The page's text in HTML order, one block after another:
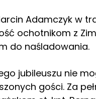
Adamczyk w
ochotnikom z
do naśladowania.
jubileuszu nie
gości. Za